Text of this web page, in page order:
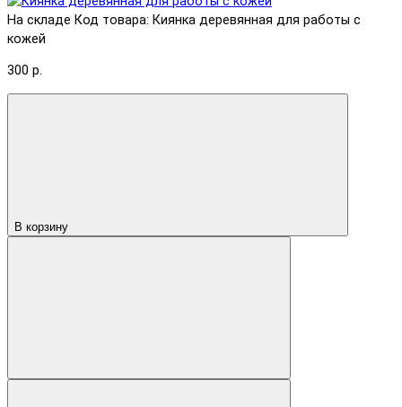
На складе Код товара: Киянка деревянная для работы с
кожей
300 р.
В корзину